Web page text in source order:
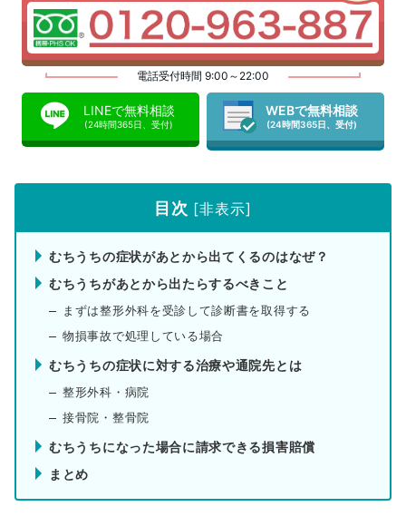
電話受付時間 9:00～22:00
LINEで無料相談
(24時間365日、受付)
WEBで無料相談
(24時間365日、受付)
目次 [非表示]
むちうちの症状があとから出てくるのはなぜ？
むちうちがあとから出たらするべきこと
まずは整形外科を受診して診断書を取得する
物損事故で処理している場合
むちうちの症状に対する治療や通院先とは
整形外科・病院
接骨院・整骨院
むちうちになった場合に請求できる損害賠償
まとめ